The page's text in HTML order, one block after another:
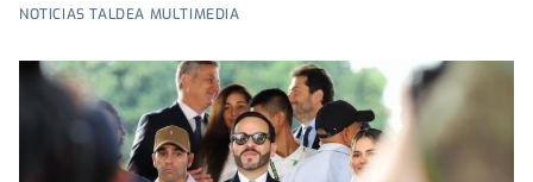
NOTICIAS TALDEA MULTIMEDIA